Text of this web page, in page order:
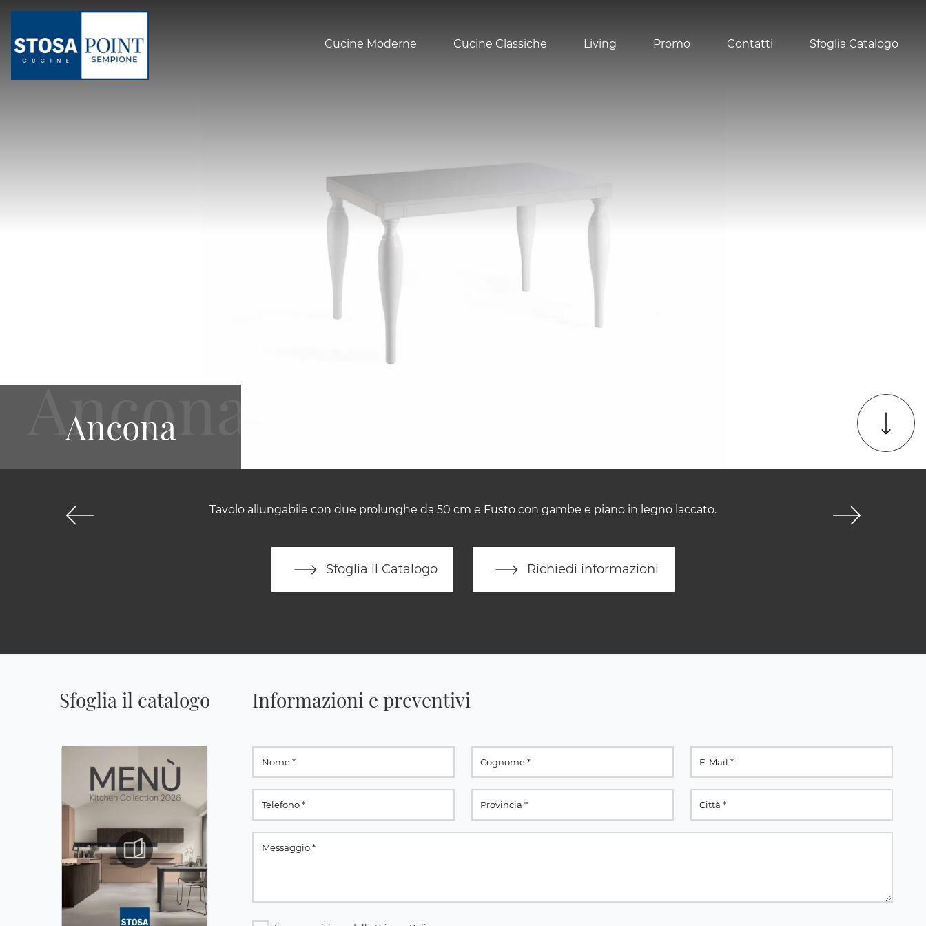
Cucine Moderne Cucine Classiche Living Promo Contatti Sfoglia Catalogo
Tavolo allungabile con due prolunghe da 50 cm e Fusto con gambe e piano in legno laccato.
Sfoglia il Catalogo Richiedi informazioni
Ancona
Sfoglia il catalogo Informazioni e preventivi